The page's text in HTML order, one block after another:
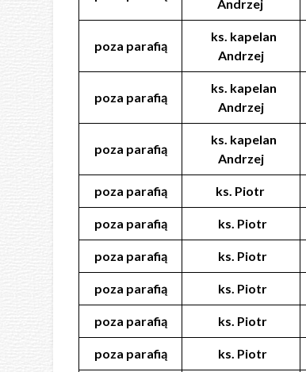
Andrzej
poza parafią
ks. kapelan
Andrzej
poza parafią
ks. kapelan
Andrzej
poza parafią
ks. kapelan
Andrzej
poza parafią ks. Piotr
poza parafią ks. Piotr
poza parafią ks. Piotr
poza parafią ks. Piotr
poza parafią ks. Piotr
poza parafią ks. Piotr